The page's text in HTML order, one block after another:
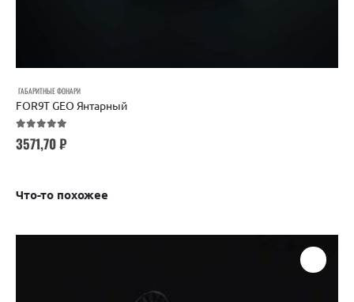
ГАБАРИТНЫЕ ФОНАРИ
FOR9T GEO Янтарный
3571,70₽
Что-то похожее